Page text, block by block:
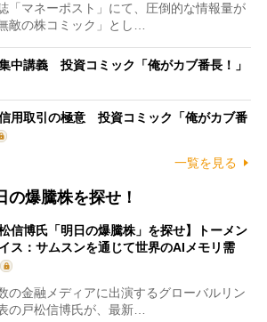
「マネーポスト」にて、圧倒的な情報量が
敵の株コミック」とし…
中講義 投資コミック「俺がカブ番長！」
用取引の極意 投資コミック「俺がカブ番
一覧を見る
の爆騰株を探せ！
松信博氏「明日の爆騰株」を探せ】トーメン
ス：サムスンを通じて世界のAIメモリ需
の金融メディアに出演するグローバルリン
の戸松信博氏が、最新…